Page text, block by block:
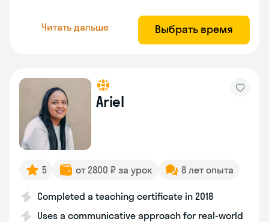
Читать дальше Выбрать время
Ariel
5 от 2800 ₽ за урок 8 лет опыта
Completed a teaching certificate in 2018
Uses a communicative approach for real-world